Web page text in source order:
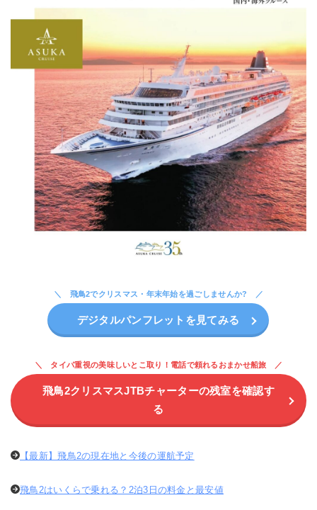
飛鳥2でクリスマス・年末年始を過ごしませんか?
デジタルパンフレットを見てみる
タイパ重視の美味しいとこ取り！電話で頼れるおまかせ船旅
飛鳥2クリスマスJTBチャーターの残室を確認す
る
【最新】飛鳥2の現在地と今後の運航予定
飛鳥2はいくらで乗れる？2泊3日の料金と最安値